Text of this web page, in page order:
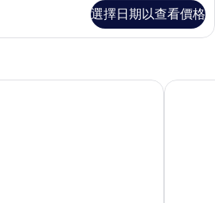
選擇日期以查看價格
TheWall